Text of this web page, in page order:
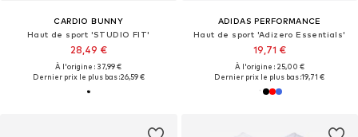
CARDIO BUNNY
Haut de sport 'STUDIO FIT'
28,49 €
À l'origine : 37,99 €
Dernier prix le plus bas :26,59 €
ADIDAS PERFORMANCE
Haut de sport 'Adizero Essentials'
19,71 €
À l'origine : 25,00 €
Dernier prix le plus bas :19,71 €